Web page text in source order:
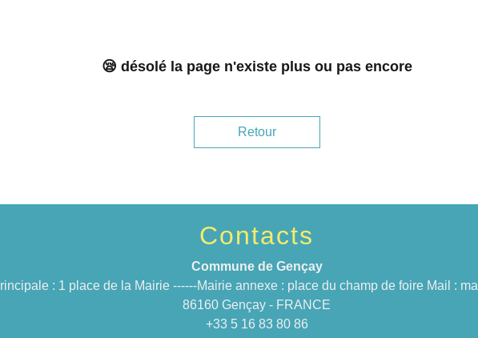
😪 désolé la page n'existe plus ou pas encore
Retour
Contacts
Commune de Gençay
: 1 place de la Mairie ------Mairie annexe : place du champ de foire Mail :
86160 Gençay - FRANCE
+33 5 16 83 80 86